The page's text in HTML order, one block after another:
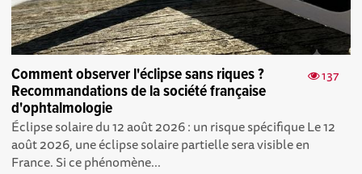
137
Comment observer l'éclipse sans riques ?
Recommandations de la société française
d'ophtalmologie
Éclipse solaire du 12 août 2026 : un risque spécifique Le 12
août 2026, une éclipse solaire partielle sera visible en
France. Si ce phénomène...